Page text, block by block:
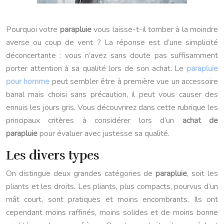
Pourquoi votre parapluievous laisse-t-il tomber à la moindre
averse ou coup de vent ? La réponse est d’une simplicité
déconcertante : vous n’avez sans doute pas suffisamment
porter attention à sa qualité lors de son achat. Le parapluie
pour homme peut sembler être à première vue un accessoire
banal mais choisi sans précaution, il peut vous causer des
ennuis les jours gris. Vous découvrirez dans cette rubrique les
principaux critères à considérer lors d’un achat de
parapluiepour évaluer avec justesse sa qualité.
Les divers types
On distingue deux grandes catégories deparapluie, soit les
pliants et les droits. Les pliants, plus compacts, pourvus d’un
mât court, sont pratiques et moins encombrants. Ils ont
cependant moins raffinés, moins solides et de moins bonne